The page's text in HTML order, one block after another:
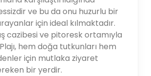
ve bu da onu huzurlu bir
için ideal kılmaktadır.
cazibesi ve pitoresk ortamıyla
hem doğa tutkunları hem
için mutlaka ziyaret
bir yerdir.